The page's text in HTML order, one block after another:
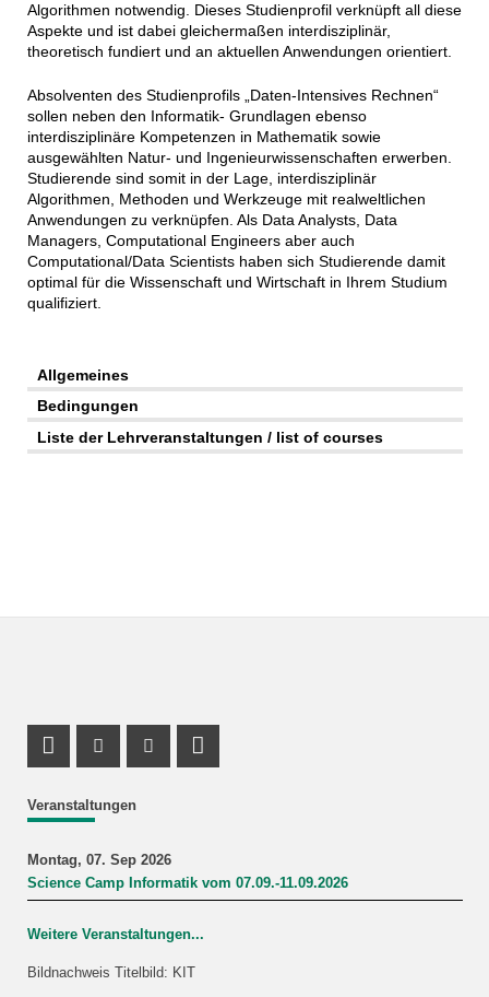
Algorithmen notwendig. Dieses Studienprofil verknüpft all diese
Aspekte und ist dabei gleichermaßen interdisziplinär,
theoretisch fundiert und an aktuellen Anwendungen orientiert.
Absolventen des Studienprofils „Daten-Intensives Rechnen“
sollen neben den Informatik- Grundlagen ebenso
interdisziplinäre Kompetenzen in Mathematik sowie
ausgewählten Natur- und Ingenieurwissenschaften erwerben.
Studierende sind somit in der Lage, interdisziplinär
Algorithmen, Methoden und Werkzeuge mit realweltlichen
Anwendungen zu verknüpfen. Als Data Analysts, Data
Managers, Computational Engineers aber auch
Computational/Data Scientists haben sich Studierende damit
optimal für die Wissenschaft und Wirtschaft in Ihrem Studium
qualifiziert.
Allgemeines
Bedingungen
Liste der Lehrveranstaltungen / list of courses
Veranstaltungen
Montag, 07. Sep 2026
Science Camp Informatik vom 07.09.-11.09.2026
Weitere Veranstaltungen...
Profil Mastodon
Instagram Profil
Youtube Profil
LinkedIn Profil
Bildnachweis Titelbild: KIT